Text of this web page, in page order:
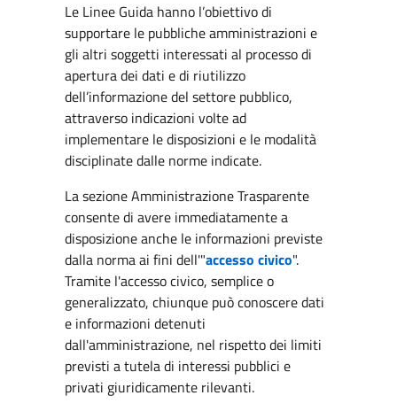
Le Linee Guida hanno l’obiettivo di
supportare le pubbliche amministrazioni e
gli altri soggetti interessati al processo di
apertura dei dati e di riutilizzo
dell’informazione del settore pubblico,
attraverso indicazioni volte ad
implementare le disposizioni e le modalità
disciplinate dalle norme indicate.
La sezione Amministrazione Trasparente
consente di avere immediatamente a
disposizione anche le informazioni previste
dalla norma ai fini dell'"accesso civico".
Tramite l'accesso civico, semplice o
generalizzato, chiunque può conoscere dati
e informazioni detenuti
dall'amministrazione, nel rispetto dei limiti
previsti a tutela di interessi pubblici e
privati giuridicamente rilevanti.